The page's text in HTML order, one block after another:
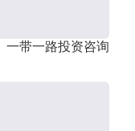
一带一路投资咨询